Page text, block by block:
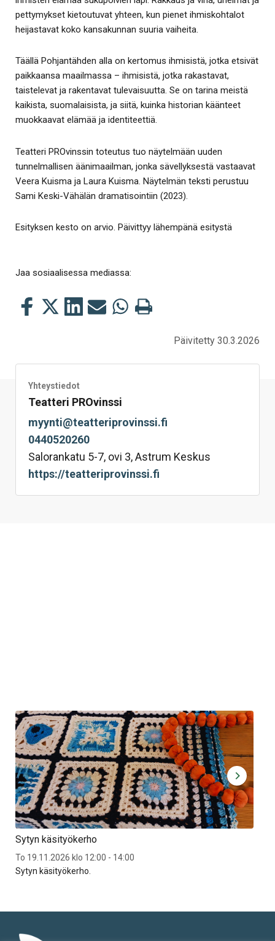
pettymykset kietoutuvat yhteen, kun pienet ihmiskohtalot
heijastavat koko kansakunnan suuria vaiheita.
Täällä Pohjantähden alla on kertomus ihmisistä, jotka etsivät
paikkaansa maailmassa – ihmisistä, jotka rakastavat,
taistelevat ja rakentavat tulevaisuutta. Se on tarina meistä
kaikista, suomalaisista, ja siitä, kuinka historian käänteet
muokkaavat elämää ja identiteettiä.
Teatteri PROvinssin toteutus tuo näytelmään uuden
tunnelmallisen äänimaailman, jonka sävellyksestä vastaavat
Veera Kuisma ja Laura Kuisma. Näytelmän teksti perustuu
Sami Keski-Vähälän dramatisointiin (2023).
Esityksen kesto on arvio. Päivittyy lähempänä esitystä
Jaa sosiaalisessa mediassa:
Jaa
Jaa
Jaa Jaa Jaa
WhatsApp:ssa
Tulosta
Päivitetty 30.3.2026
Yhteystiedot
Teatteri PROvinssi
myynti@teatteriprovinssi.fi
0440520260
Salorankatu 5-7, ovi 3, Astrum Keskus
https://teatteriprovinssi.fi
Sytyn käsityökerho
To 19.11.2026 klo 12:00 - 14:00
Sytyn käsityökerho.